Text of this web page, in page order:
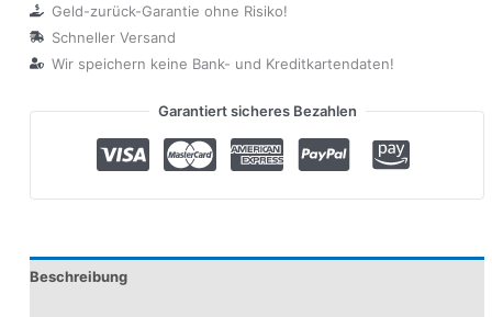
Geld-zurück-Garantie ohne Risiko!
Schneller Versand
Wir speichern keine Bank- und Kreditkartendaten!
Garantiert sicheres Bezahlen
Beschreibung